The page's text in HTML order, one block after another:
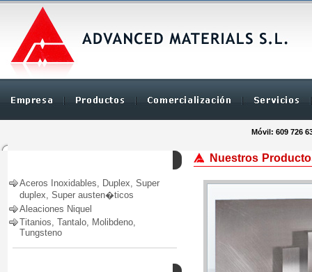
Móvil: 609 726
Aceros Inoxidables, Duplex, Super
duplex, Super austen�ticos
Aleaciones Niquel
Titanios, Tantalo, Molibdeno,
Tungsteno
Nuestros